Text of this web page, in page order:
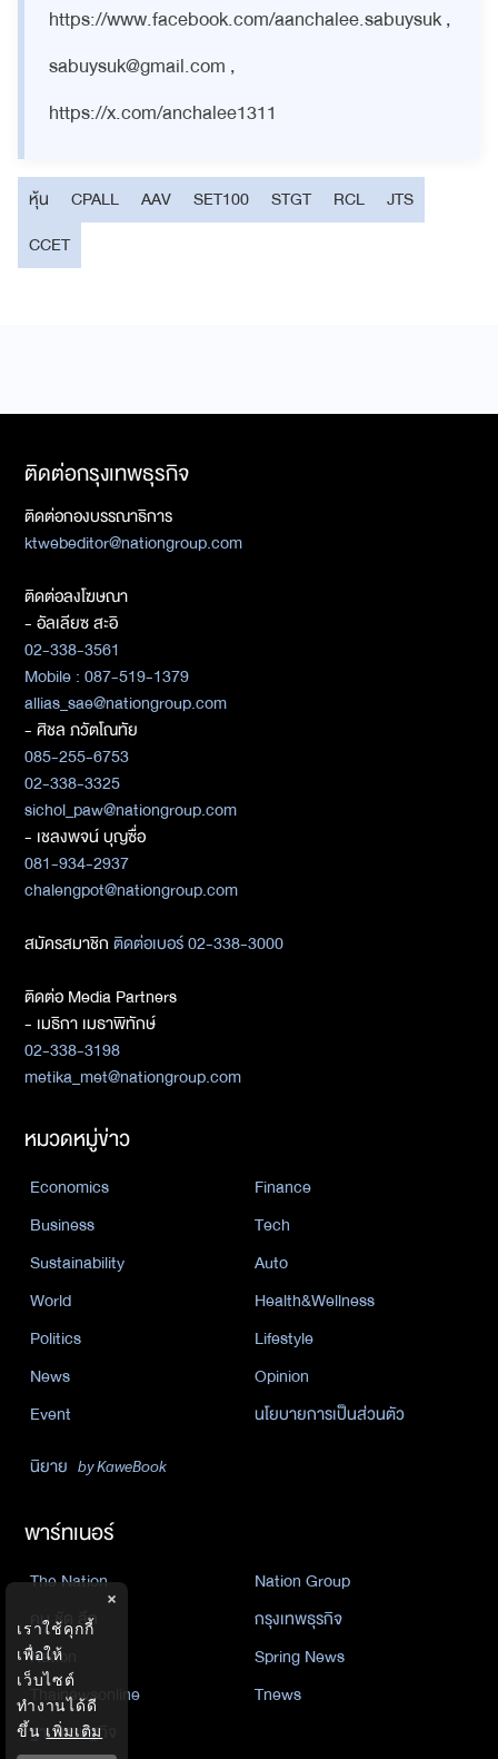
https://www.facebook.com/aanchalee.sabuysuk ,
sabuysuk@gmail.com ,
https://x.com/anchalee1311
หุ้น CPALL AAV SET100 STGT RCL
JTS
CCET
ติดต่อกรุงเทพธุรกิจ
ติดต่อกองบรรณาธิการ
ktwebeditor@nationgroup.com
ติดต่อลงโฆษณา
- อัลเลียซ สะอิ
02-338-3561
Mobile : 087-519-1379
allias_sae@nationgroup.com
- ศิชล ภวัตโณทัย
085-255-6753
02-338-3325
sichol_paw@nationgroup.com
- เชลงพจน์ บุญซื่อ
081-934-2937
chalengpot@nationgroup.com
สมัครสมาชิกติดต่อเบอร์ 02-338-3000
ติดต่อ Media Partners
- เมธิกา เมธาพิทักษ์
02-338-3198
metika_met@nationgroup.com
หมวดหมู่ข่าว
Economics
Finance
Business
Tech
Sustainability
Auto
World
Health&Wellness
Politics
Lifestyle
News
Opinion
Event
นโยบายการเป็นส่วนตัว
นิยาย by KaweBook
พาร์ทเนอร์
The Nation
Nation Group
คม ชัด ลึก
กรุงเทพธุรกิจ
Nation
Spring News
Thainewsonline
Tnews
ฐานเศรษฐกิจ
×
เราใช้คุกกี้
เพื่อให้
เว็บไซต์
ทำงานได้ดี
ขึ้น เพิ่มเติม